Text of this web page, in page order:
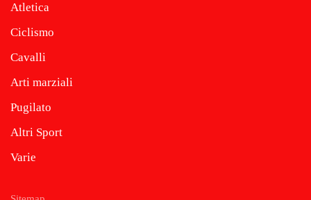
Atletica
Ciclismo
Cavalli
Arti marziali
Pugilato
Altri Sport
Varie